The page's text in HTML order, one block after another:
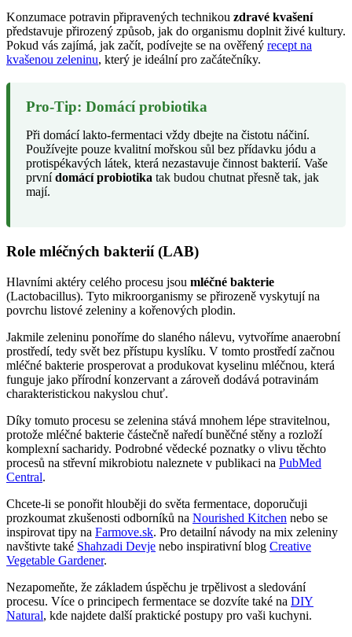
Konzumace potravin připravených technikou zdravé kvašení
představuje přirozený způsob, jak do organismu doplnit živé kultury.
Pokud vás zajímá, jak začít, podívejte se na ověřený recept na
kvašenou zeleninu, který je ideální pro začátečníky.
Pro-Tip: Domácí probiotika
Při domácí lakto-fermentaci vždy dbejte na čistotu náčiní.
Používejte pouze kvalitní mořskou sůl bez přídavku jódu a
protispékavých látek, která nezastavuje činnost bakterií. Vaše
prvnídomácí probiotika tak budou chutnat přesně tak, jak
mají.
Role mléčných bakterií (LAB)
Hlavními aktéry celého procesu jsou mléčné bakterie
(Lactobacillus). Tyto mikroorganismy se přirozeně vyskytují na
povrchu listové zeleniny a kořenových plodin.
Jakmile zeleninu ponoříme do slaného nálevu, vytvoříme anaerobní
prostředí, tedy svět bez přístupu kyslíku. V tomto prostředí začnou
mléčné bakterie prosperovat a produkovat kyselinu mléčnou, která
funguje jako přírodní konzervant a zároveň dodává potravinám
charakteristickou nakyslou chuť.
Díky tomuto procesu se zelenina stává mnohem lépe stravitelnou,
protože mléčné bakterie částečně naředí buněčné stěny a rozloží
komplexní sacharidy. Podrobné vědecké poznatky o vlivu těchto
procesů na střevní mikrobiotu naleznete v publikaci na PubMed
Central.
Chcete-li se ponořit hlouběji do světa fermentace, doporučuji
prozkoumat zkušenosti odborníků na Nourished Kitchen nebo se
inspirovat tipy na Farmove.sk. Pro detailní návody na mix zeleniny
navštivte také Shahzadi Devje nebo inspirativní blog Creative
Vegetable Gardener.
Nezapomeňte, že základem úspěchu je trpělivost a sledování
procesu. Více o principech fermentace se dozvíte také na DIY
Natural, kde najdete další praktické postupy pro vaši kuchyni.